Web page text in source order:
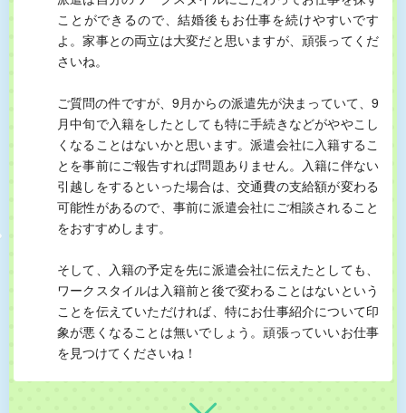
ことができるので、結婚後もお仕事を続けやすいです
よ。家事との両立は大変だと思いますが、頑張ってくだ
さいね。
ご質問の件ですが、9月からの派遣先が決まっていて、9
月中旬で入籍をしたとしても特に手続きなどがややこし
くなることはないかと思います。派遣会社に入籍するこ
とを事前にご報告すれば問題ありません。入籍に伴ない
引越しをするといった場合は、交通費の支給額が変わる
可能性があるので、事前に派遣会社にご相談されること
をおすすめします。
そして、入籍の予定を先に派遣会社に伝えたとしても、
ワークスタイルは入籍前と後で変わることはないという
ことを伝えていただければ、特にお仕事紹介について印
象が悪くなることは無いでしょう。頑張っていいお仕事
を見つけてくださいね！